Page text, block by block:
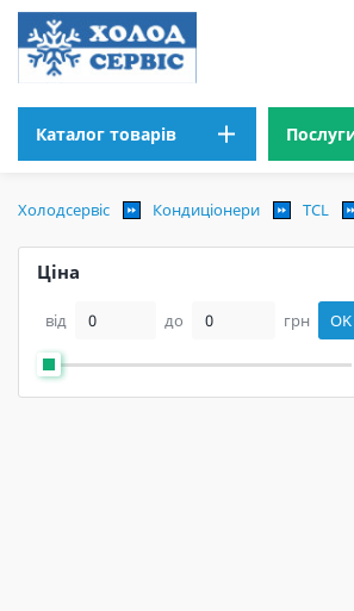
Каталог товарів
Холодсервіс Кондиціонери TCL
Ціна
від до грн OK